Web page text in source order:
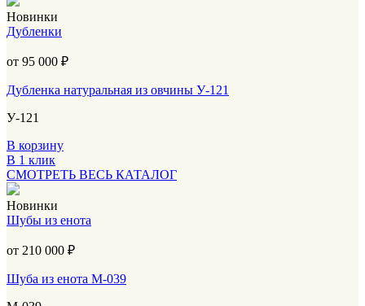
Новинки
Дубленки
от 95 000 ₽
Дубленка натуральная из овчины У-121
У-121
В корзину
В 1 клик
СМОТРЕТЬ ВЕСЬ КАТАЛОГ
Новинки
Шубы из енота
от 210 000 ₽
Шуба из енота М-039